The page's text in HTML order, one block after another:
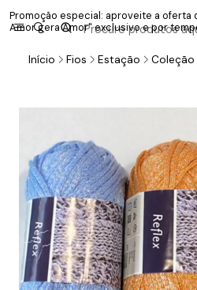
Promoção especial: aproveite a oferta
Amor gera Amor" exclusivo e por
Início Fios Estação Coleção